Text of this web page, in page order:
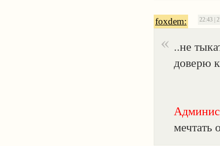
foxdem: 22:43 |
..не
доверю
мечтать